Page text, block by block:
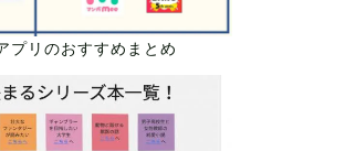
プリのおすすめまとめ